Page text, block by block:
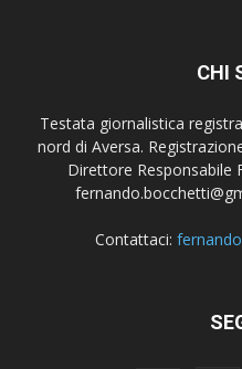
CHI
Testata giornalistica
nord di Aversa.
Direttore Responsabile
Contattaci: